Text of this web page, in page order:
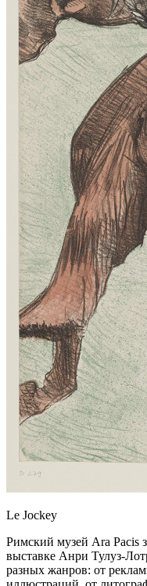
Le Jockey
Римский музей Ara Pacis
выставке Анри Тулуз-
разных жанров: от